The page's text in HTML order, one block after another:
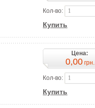
Кол-во:
Купить
Цена:
0,00грн.
Кол-во:
Купить